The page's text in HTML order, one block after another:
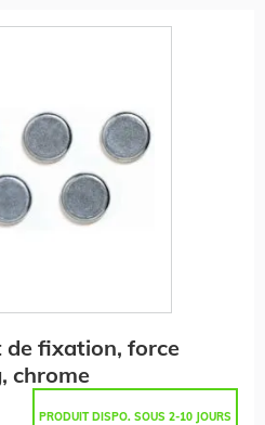
de fixation, force
chrome
PRODUIT DISPO. SOUS 2-10 JOURS